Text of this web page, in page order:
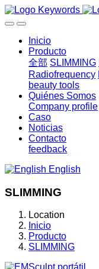
Inicio
Producto
全部 SLIMMING
Radiofrequency
beauty tools
Quiénes Somos
Company profile
Caso
Noticias
Contacto
feedback
English
SLIMMING
Location
Inicio
Producto
SLIMMING